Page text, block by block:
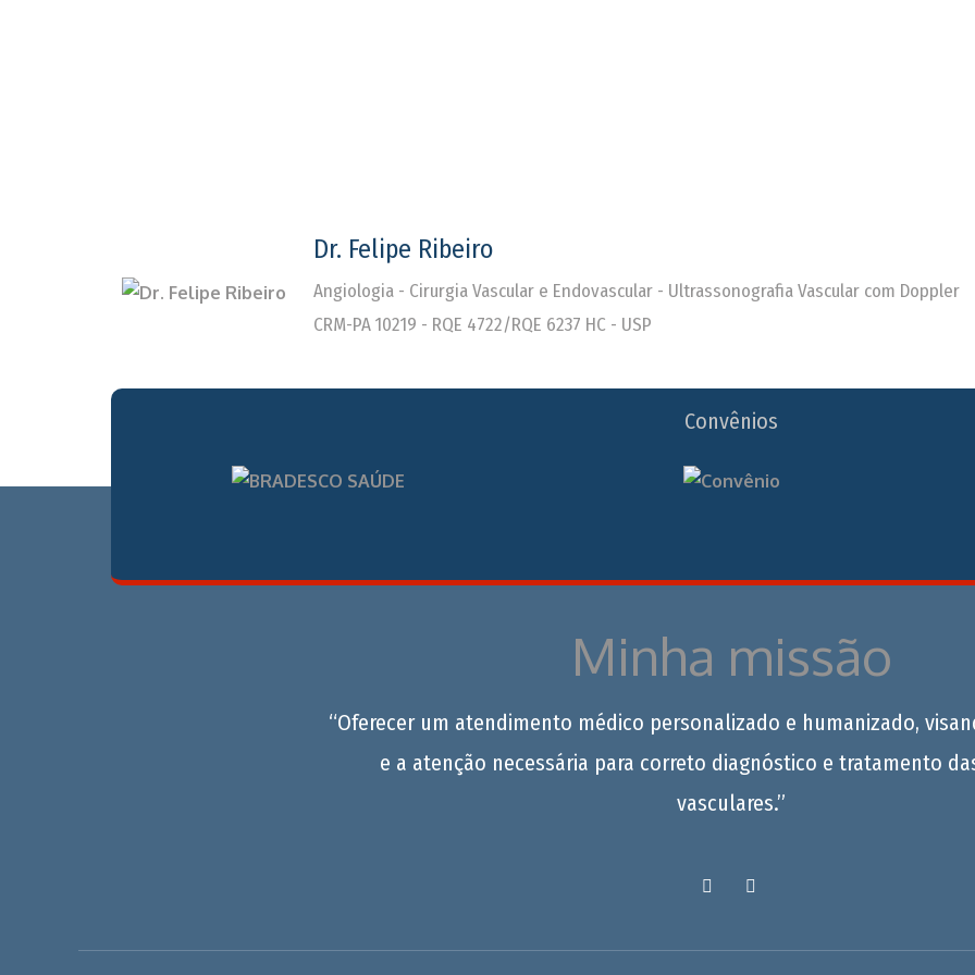
Dr. Felipe Ribeiro
Angiologia - Cirurgia Vascular e Endovascular - Ultrassonografia Vascular com Doppler
CRM-PA 10219 - RQE 4722/RQE 6237 HC - USP
Convênios
Minha missão
“Oferecer um atendimento médico personalizado e humanizado,
e a atenção necessária para correto diagnóstico e tratamento
vasculares.”